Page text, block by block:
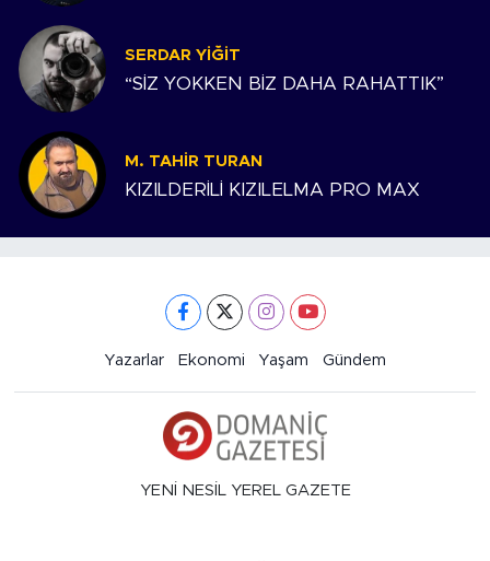
SERDAR YIĞIT
“SİZ YOKKEN BİZ DAHA RAHATTIK”
M. TAHIR TURAN
KIZILDERİLİ KIZILELMA PRO MAX
Yazarlar Ekonomi Yaşam Gündem
YENİ NESİL YEREL GAZETE